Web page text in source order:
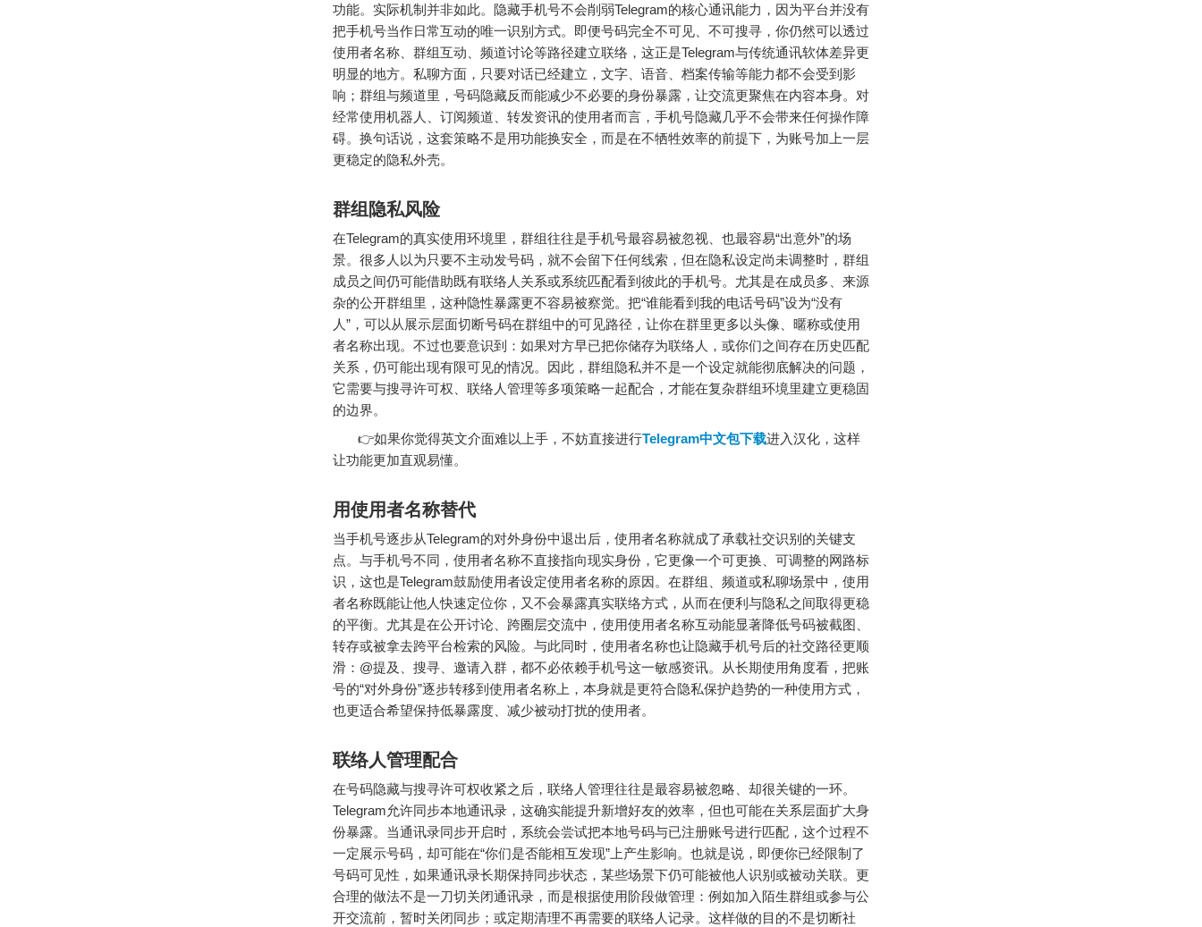
功能。实际机制并非如此。隐藏手机号不会削弱Telegram的核心通讯能力，因为平台并没有
把手机号当作日常互动的唯一识别方式。即便号码完全不可见、不可搜寻，你仍然可以透过
使用者名称、群组互动、频道讨论等路径建立联络，这正是Telegram与传统通讯软体差异更
明显的地方。私聊方面，只要对话已经建立，文字、语音、档案传输等能力都不会受到影
响；群组与频道里，号码隐藏反而能减少不必要的身份暴露，让交流更聚焦在内容本身。对
经常使用机器人、订阅频道、转发资讯的使用者而言，手机号隐藏几乎不会带来任何操作障
碍。换句话说，这套策略不是用功能换安全，而是在不牺牲效率的前提下，为账号加上一层
更稳定的隐私外壳。
群组隐私风险
在Telegram的真实使用环境里，群组往往是手机号最容易被忽视、也最容易“出意外”的场
景。很多人以为只要不主动发号码，就不会留下任何线索，但在隐私设定尚未调整时，群组
成员之间仍可能借助既有联络人关系或系统匹配看到彼此的手机号。尤其是在成员多、来源
杂的公开群组里，这种隐性暴露更不容易被察觉。把“谁能看到我的电话号码”设为“没有
人”，可以从展示层面切断号码在群组中的可见路径，让你在群里更多以头像、暱称或使用
者名称出现。不过也要意识到：如果对方早已把你储存为联络人，或你们之间存在历史匹配
关系，仍可能出现有限可见的情况。因此，群组隐私并不是一个设定就能彻底解决的问题，
它需要与搜寻许可权、联络人管理等多项策略一起配合，才能在复杂群组环境里建立更稳固
的边界。
👉如果你觉得英文介面难以上手，不妨直接进行Telegram中文包下载进入汉化，这样
让功能更加直观易懂。
用使用者名称替代
当手机号逐步从Telegram的对外身份中退出后，使用者名称就成了承载社交识别的关键支
点。与手机号不同，使用者名称不直接指向现实身份，它更像一个可更换、可调整的网路标
识，这也是Telegram鼓励使用者设定使用者名称的原因。在群组、频道或私聊场景中，使用
者名称既能让他人快速定位你，又不会暴露真实联络方式，从而在便利与隐私之间取得更稳
的平衡。尤其是在公开讨论、跨圈层交流中，使用使用者名称互动能显著降低号码被截图、
转存或被拿去跨平台检索的风险。与此同时，使用者名称也让隐藏手机号后的社交路径更顺
滑：@提及、搜寻、邀请入群，都不必依赖手机号这一敏感资讯。从长期使用角度看，把账
号的“对外身份”逐步转移到使用者名称上，本身就是更符合隐私保护趋势的一种使用方式，
也更适合希望保持低暴露度、减少被动打扰的使用者。
联络人管理配合
在号码隐藏与搜寻许可权收紧之后，联络人管理往往是最容易被忽略、却很关键的一环。
Telegram允许同步本地通讯录，这确实能提升新增好友的效率，但也可能在关系层面扩大身
份暴露。当通讯录同步开启时，系统会尝试把本地号码与已注册账号进行匹配，这个过程不
一定展示号码，却可能在“你们是否能相互发现”上产生影响。也就是说，即便你已经限制了
号码可见性，如果通讯录长期保持同步状态，某些场景下仍可能被他人识别或被动关联。更
合理的做法不是一刀切关闭通讯录，而是根据使用阶段做管理：例如加入陌生群组或参与公
开交流前，暂时关闭同步；或定期清理不再需要的联络人记录。这样做的目的不是切断社